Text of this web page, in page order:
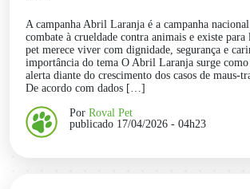
A campanha Abril Laranja é a campanha
combate à crueldade contra animais e existe
pet merece viver com dignidade, segurança e
importância do tema O Abril Laranja surge
alerta diante do crescimento dos casos de maus-
De acordo com dados […]
Por Roval Pet
publicado 17/04/2026 - 04h23